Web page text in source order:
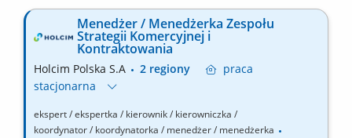
Menedżer / Menedżerka Zespołu
Strategii Komercyjnej i
Kontraktowania
Holcim Polska S.A
praca
stacjonarna
ekspert / ekspertka / kierownik / kierowniczka /
koordynator / koordynatorka / menedżer / menedżerka